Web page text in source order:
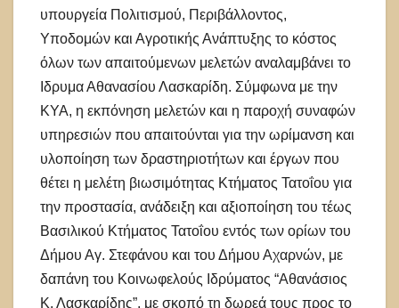
υπουργεία Πολιτισμού, Περιβάλλοντος,
Υποδομών και Αγροτικής Ανάπτυξης το κόστος
όλων των απαιτούμενων μελετών αναλαμβάνει το
Ιδρυμα Αθανασίου Λασκαρίδη. Σύμφωνα με την
ΚΥΑ, η εκπόνηση μελετών και η παροχή συναφών
υπηρεσιών που απαιτούνται για την ωρίμανση και
υλοποίηση των δραστηριοτήτων και έργων που
θέτει η μελέτη βιωσιμότητας Κτήματος Τατοΐου για
την προστασία, ανάδειξη και αξιοποίηση του τέως
Βασιλικού Κτήματος Τατοΐου εντός των ορίων του
Δήμου Αγ. Στεφάνου και του Δήμου Αχαρνών, με
δαπάνη του Κοινωφελούς Ιδρύματος “Αθανάσιος
Κ. Λασκαρίδης”, με σκοπό τη δωρεά τους προς το